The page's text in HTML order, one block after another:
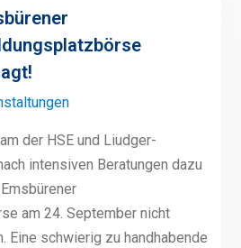
der HSE und Liudger-
intensiven Beratungen dazu
am 24. September nicht
Eine schwierig zu handhabende